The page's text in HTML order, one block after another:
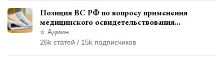
Позиция ВС РФ по вопросу применения
медицинского освидетельствования
военнослужащих при увольнении с военной
службы
Админ
26k статей / 15k подписчиков